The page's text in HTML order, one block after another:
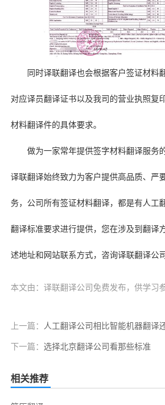
同时译联翻译也会根据客户签证材料
对应译员翻译证书以及我司的营业执照复
材料翻译件的具体要求。
做为一家常年提供签字材料翻译服务
译联翻译始终致力为客户提供高品质、严
务，公司所有签证材料翻译，都是有人工
翻译标准要求进行提供，您在涉及到翻译
述地址和网站联系方式，咨询译联翻译公
本文由：译联翻译公司免费发布，供学习
上一篇： 人工翻译公司相比智能机器翻译
下一篇： 选择北京翻译公司看那些标准
相关推荐